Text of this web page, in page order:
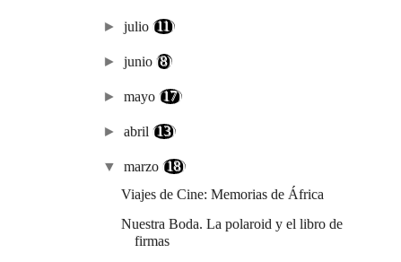
►julio(11)
►junio(8)
►mayo (17)
►abril (13)
▼marzo (18)
Viajes de Cine: Memorias de África
Nuestra Boda. La polaroid y el libro de
firmas